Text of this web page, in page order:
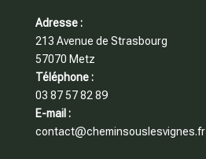
Adresse :
213 Avenue de Strasbourg
57070 Metz
Téléphone :
03 87 57 82 89
E-mail :
contact@cheminsouslesvignes.fr